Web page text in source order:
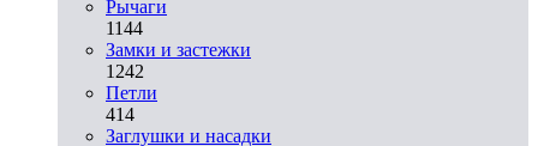
Рычаги
1144
Замки и застежки
1242
Петли
414
Заглушки и насадки